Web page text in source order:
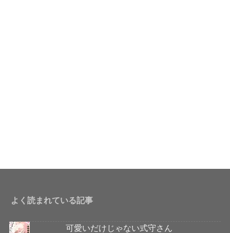
よく読まれている記事
可愛いだけじゃない式守さん